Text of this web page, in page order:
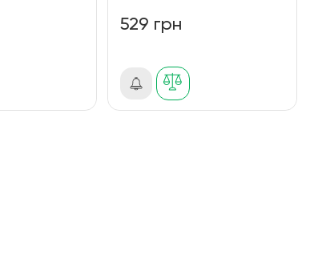
529 грн